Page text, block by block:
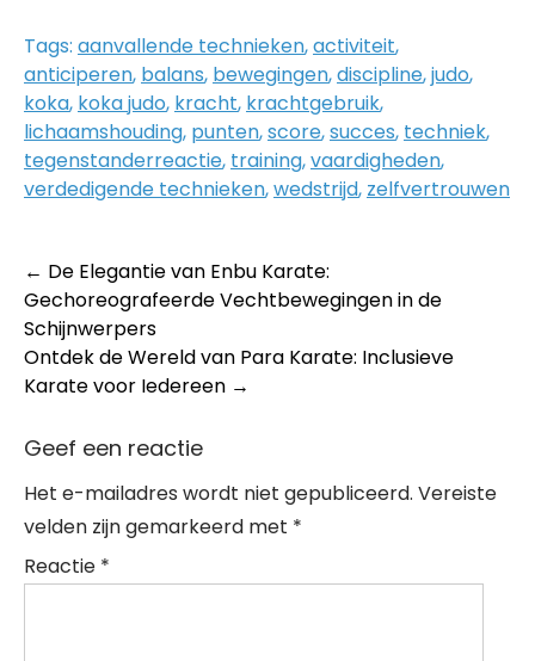
Tags: aanvallende technieken,activiteit,
anticiperen, balans, bewegingen,discipline,judo,
koka, koka judo, kracht, krachtgebruik,
lichaamshouding, punten,score,succes, techniek,
tegenstanderreactie, training,vaardigheden,
verdedigende technieken,wedstrijd, zelfvertrouwen
Post
navigation
← De Elegantie van Enbu Karate:
Gechoreografeerde Vechtbewegingen in de
Schijnwerpers
Ontdek de Wereld van Para Karate: Inclusieve
Karate voor Iedereen →
Geef een reactie
Het e-mailadres wordt niet gepubliceerd. Vereiste
velden zijn gemarkeerd met *
Reactie *